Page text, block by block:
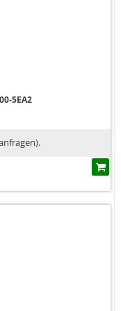
5EA2